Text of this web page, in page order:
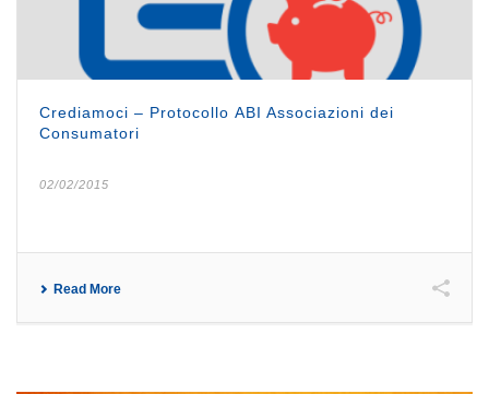
Crediamoci – Protocollo ABI Associazioni dei
Consumatori
02/02/2015
Read More